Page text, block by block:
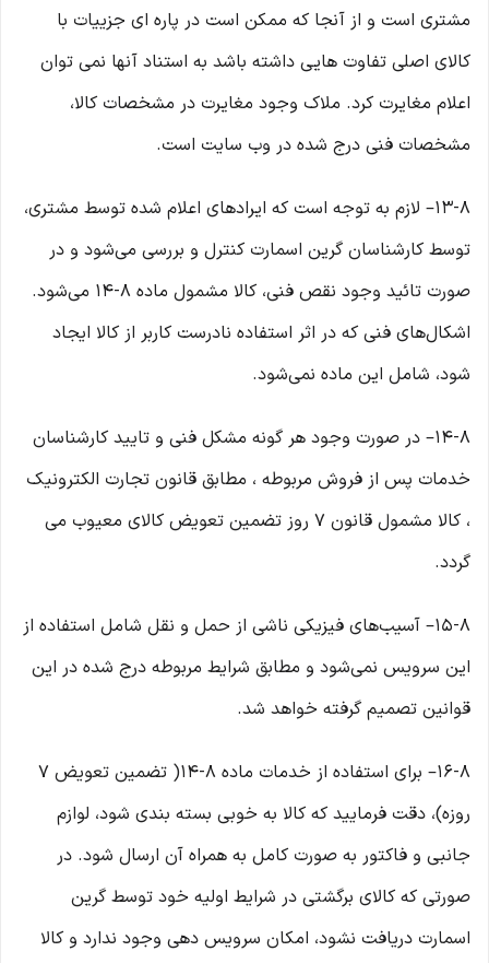
مشتری است و از آنجا که ممکن است در پاره ای جزییات با
کالای اصلی تفاوت هایی داشته باشد به استناد آنها نمی توان
اعلام مغایرت کرد. ملاک وجود مغایرت در مشخصات کالا،
مشخصات فنی درج شده در وب سایت است.
۱۳-۸– لازم به توجه است که ایرادهای اعلام شده توسط مشتری،
توسط کارشناسان گرین اسمارت کنترل و بررسی می‏‌شود و در
صورت تائید وجود نقص فنی، کالا مشمول ماده ۸-۱۴ می‏‌شود.
اشکال‏‌های فنی که در اثر استفاده نادرست کاربر از کالا ایجاد
شود، شامل این ماده نمی‌‏شود.
۱۴-۸– در صورت وجود هر گونه مشکل فنی و تایید کارشناسان
خدمات پس از فروش مربوطه ، مطابق قانون تجارت الکترونیک
، کالا مشمول قانون ۷ روز تضمین تعویض کالای معیوب می
گردد.
۱۵-۸– آسیب‏‌های فیزیکی ناشی از حمل و نقل شامل استفاده از
این سرویس نمی‏‌شود و مطابق شرایط مربوطه درج شده در این
قوانین تصمیم گرفته خواهد شد.
۱۶-۸– برای استفاده از خدمات ماده ۸-۱۴( تضمین تعویض ۷
روزه)، دقت فرمایید که کالا به ‏خوبی بسته ‌بندی شود، لوازم
جانبی و فاکتور به صورت کامل به همراه آن ارسال شود. در
صورتی که کالای برگشتی در شرایط اولیه خود توسط گرین
اسمارت دریافت نشود، امکان سرویس دهی وجود ندارد و کالا